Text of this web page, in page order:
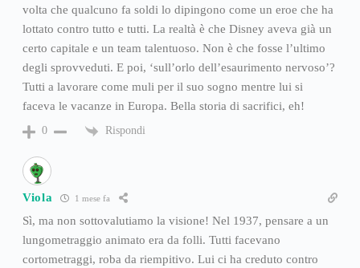
volta che qualcuno fa soldi lo dipingono come un eroe che ha
lottato contro tutto e tutti. La realtà è che Disney aveva già un
certo capitale e un team talentuoso. Non è che fosse l’ultimo
degli sprovveduti. E poi, ‘sull’orlo dell’esaurimento nervoso’?
Tutti a lavorare come muli per il suo sogno mentre lui si
faceva le vacanze in Europa. Bella storia di sacrifici, eh!
0 Rispondi
Viola 1 mese fa
Sì, ma non sottovalutiamo la visione! Nel 1937, pensare a un
lungometraggio animato era da folli. Tutti facevano
cortometraggi, roba da riempitivo. Lui ci ha creduto contro